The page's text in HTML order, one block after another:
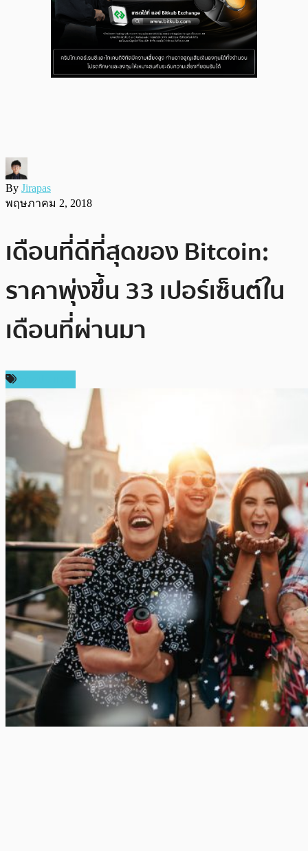
By Jirapas
พฤษภาคม 2, 2018
เดือนที่ดีที่สุดของ Bitcoin:
ราคาพุ่งขึ้น 33 เปอร์เซ็นต์ใน
เดือนที่ผ่านมา